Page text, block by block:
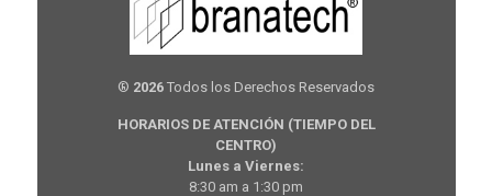
® 2026 Todos los Derechos Reservados
HORARIOS DE ATENCIÓN (TIEMPO DEL
CENTRO)
Lunes a Viernes:
8:30 am a 1:30 pm